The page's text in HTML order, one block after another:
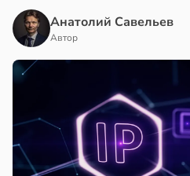
в19:49
Анатолий Савельев
Автор
21:42